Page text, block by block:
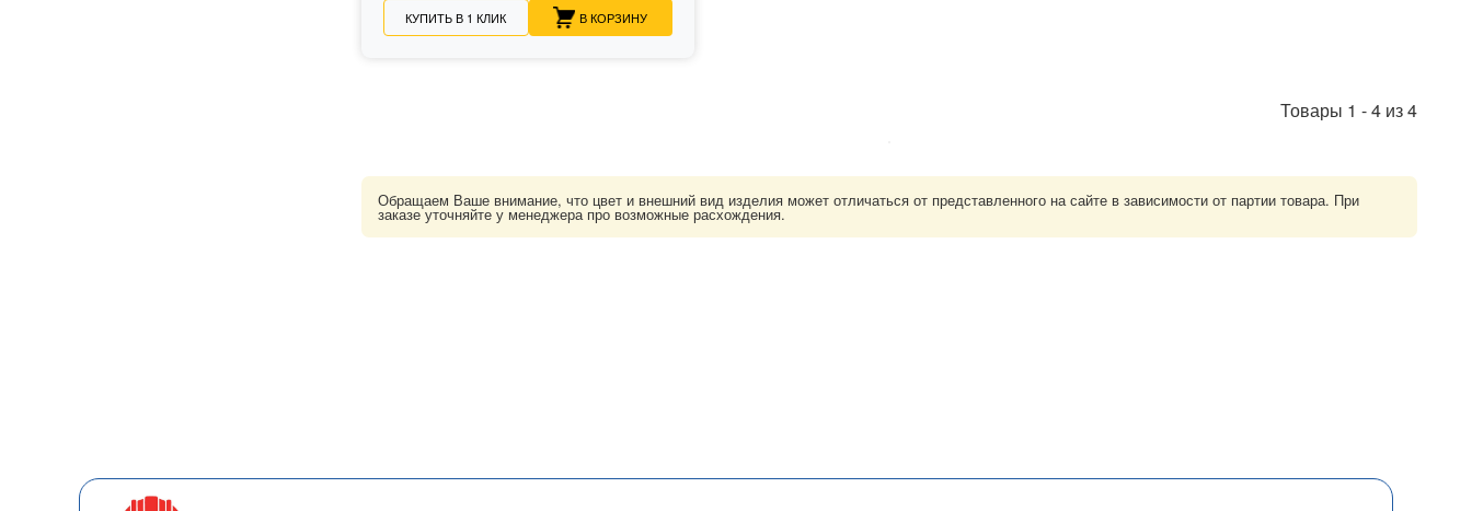
КУПИТЬ В 1 КЛИК В КОРЗИНУ
Товары 1 -4 из4
Обращаем Ваше внимание, что цвет и внешний вид изделия может отличаться от представленного на сайте в зависимости от партии товара. При
заказе уточняйте у менеджера про возможные расхождения.